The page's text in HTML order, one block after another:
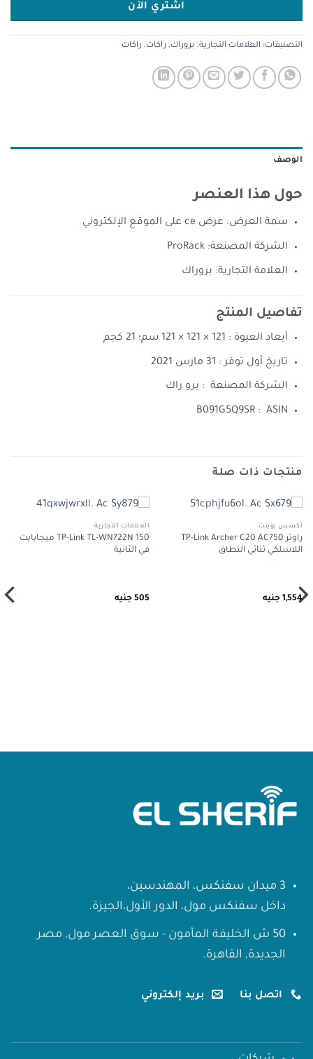
اشتري الآن
التصنيفات: العلامات التجارية, بروراك, راكات, راكات
الوصف
حول هذا العنصر
سمة العرض: عرض ce على الموقع الإلكتروني
الشركة المصنعة: ProRack
العلامة التجارية: بروراك
تفاصيل المنتج
أبعاد العبوة : 121 × 121 × 121 سم؛ 21 كجم
تاريخ أول توفر : 31 مارس 2021
الشركة المصنعة ‏ : برو راك
ASIN ‏ : ‎
B091G5Q9SR
منتجات ذات صلة
اكسس بوينت
راوتر TP-Link Archer C20 AC750
اللاسلكي ثنائي النطاق
1,554 جنيه
العلامات التجارية
TP-Link TL-WN722N 150 ميجابايت
في الثانية
505 جنيه
3 ميدان سفنكس، المهندسين،
داخل سفنكس مول، الدور الأول،الجيزة.
50 ش الخليفة المأمون - سوق العصر مول, مصر
الجديدة, القاهرة.
اتصل بنا بريد إلكتروني